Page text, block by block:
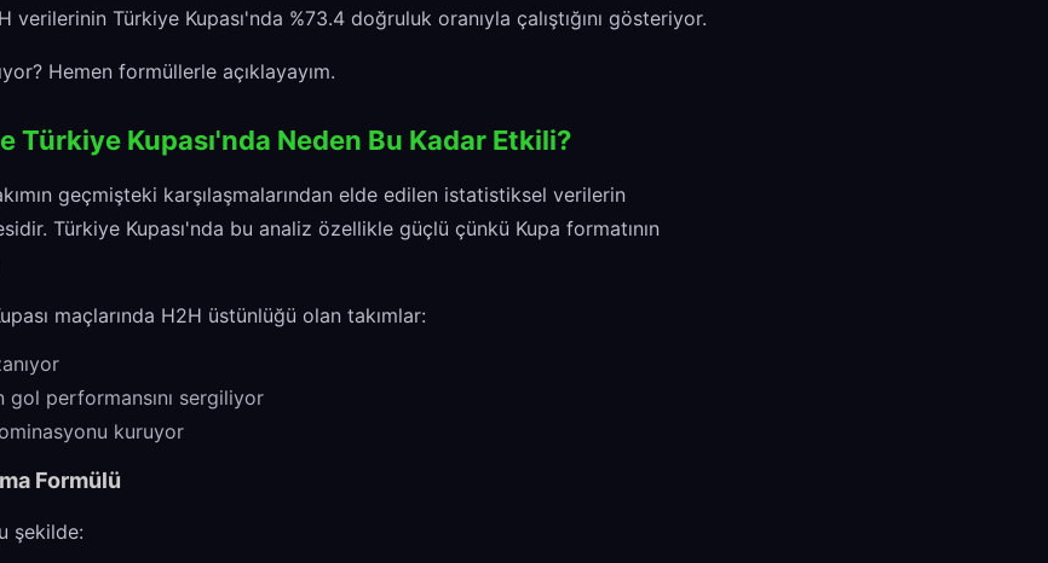
verilerinin Türkiye Kupası'nda %73.4 doğruluk oranıyla çalıştığını gösteriyor.
Hemen formüllerle açıklayayım.
Türkiye Kupası'nda Neden Bu Kadar Etkili?
geçmişteki karşılaşmalarından elde edilen istatistiksel verilerin
Türkiye Kupası'nda bu analiz özellikle güçlü çünkü Kupa formatının
maçlarında H2H üstünlüğü olan takımlar:
gol performansını sergiliyor
kuruyor
Formülü
şekilde: